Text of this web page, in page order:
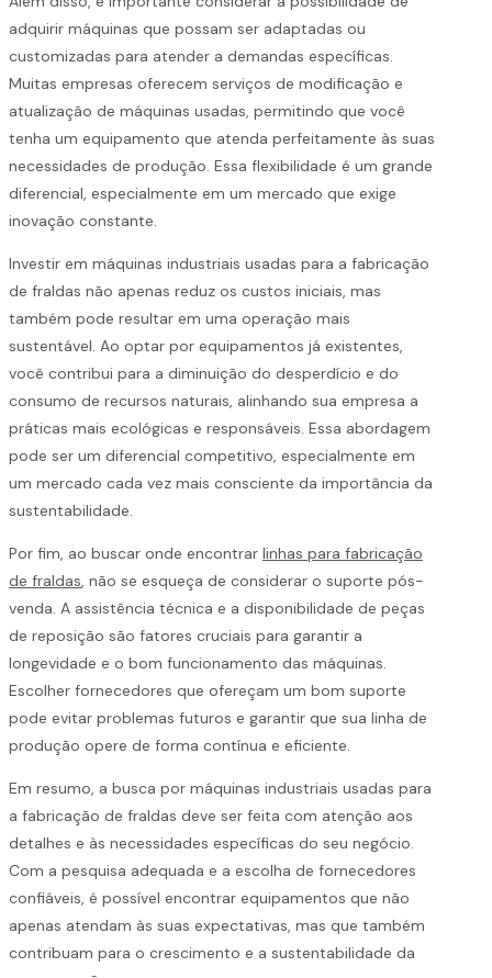
adquirir máquinas que possam ser adaptadas ou
customizadas para atender a demandas específicas.
Muitas empresas oferecem serviços de modificação e
atualização de máquinas usadas, permitindo que você
tenha um equipamento que atenda perfeitamente às suas
necessidades de produção. Essa flexibilidade é um grande
diferencial, especialmente em um mercado que exige
inovação constante.
Investir em máquinas industriais usadas para a fabricação
de fraldas não apenas reduz os custos iniciais, mas
também pode resultar em uma operação mais
sustentável. Ao optar por equipamentos já existentes,
você contribui para a diminuição do desperdício e do
consumo de recursos naturais, alinhando sua empresa a
práticas mais ecológicas e responsáveis. Essa abordagem
pode ser um diferencial competitivo, especialmente em
um mercado cada vez mais consciente da importância da
sustentabilidade.
Por fim, ao buscar onde encontrar linhas para fabricação
de fraldas, não se esqueça de considerar o suporte pós-
venda. A assistência técnica e a disponibilidade de peças
de reposição são fatores cruciais para garantir a
longevidade e o bom funcionamento das máquinas.
Escolher fornecedores que ofereçam um bom suporte
pode evitar problemas futuros e garantir que sua linha de
produção opere de forma contínua e eficiente.
Em resumo, a busca por máquinas industriais usadas para
a fabricação de fraldas deve ser feita com atenção aos
detalhes e às necessidades específicas do seu negócio.
Com a pesquisa adequada e a escolha de fornecedores
confiáveis, é possível encontrar equipamentos que não
apenas atendam às suas expectativas, mas que também
contribuam para o crescimento e a sustentabilidade da